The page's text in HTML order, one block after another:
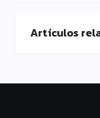
Artículos